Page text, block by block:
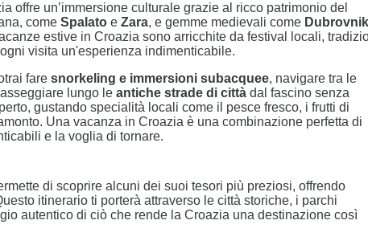
offre un’immersione culturale grazie al ricco patrimonio del
come Spalato e Zara, e gemme medievali come Dubrovnik
estive in Croazia sono arricchite da festival locali,
visita un'esperienza indimenticabile.
fare snorkeling e immersioni subacquee, navigare tra le
lungo le antiche strade di città dal fascino senza
gustando specialità locali come il pesce fresco, i frutti di
Una vacanza in Croazia è una combinazione perfetta di
e la voglia di tornare.
di scoprire alcuni dei suoi tesori più preziosi, offrendo
itinerario ti porterà attraverso le città storiche, i parchi
autentico di ciò che rende la Croazia una destinazione così